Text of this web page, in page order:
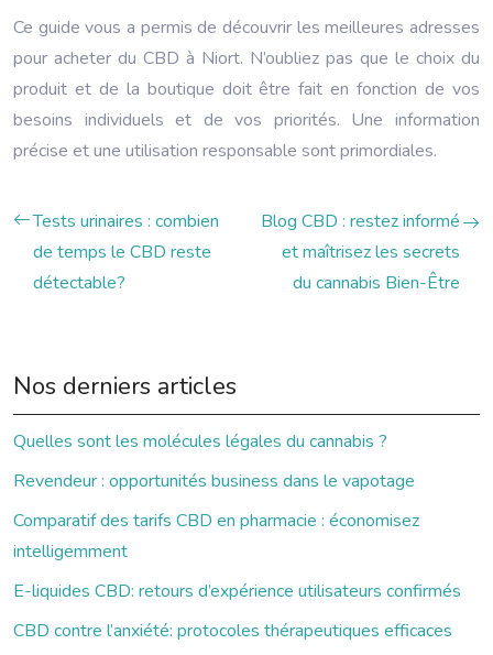
Ce guide vous a permis de découvrir les meilleures adresses
pour acheter du CBD à Niort. N’oubliez pas que le choix du
produit et de la boutique doit être fait en fonction de vos
besoins individuels et de vos priorités. Une information
précise et une utilisation responsable sont primordiales.
Tests urinaires : combien
de temps le CBD reste
détectable?
Blog CBD : restez informé
et maîtrisez les secrets
du cannabis Bien-Être
Nos derniers articles
Quelles sont les molécules légales du cannabis ?
Revendeur : opportunités business dans le vapotage
Comparatif des tarifs CBD en pharmacie : économisez
intelligemment
E-liquides CBD: retours d’expérience utilisateurs confirmés
CBD contre l’anxiété: protocoles thérapeutiques efficaces